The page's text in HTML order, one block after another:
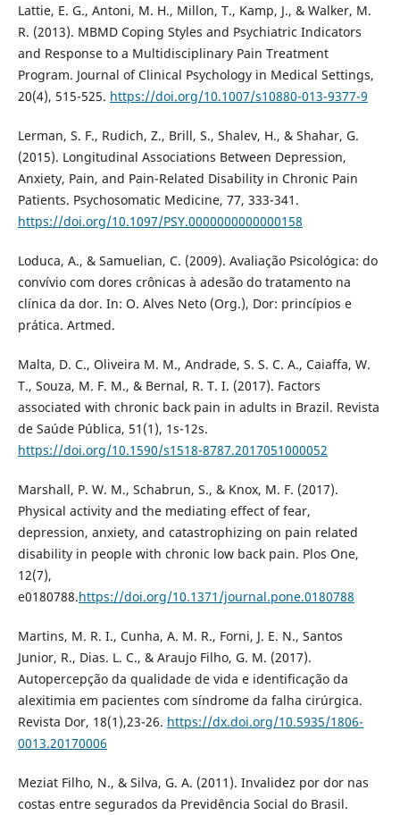
Lattie, E. G., Antoni, M. H., Millon, T., Kamp, J., & Walker, M.
R. (2013). MBMD Coping Styles and Psychiatric Indicators
and Response to a Multidisciplinary Pain Treatment
Program. Journal of Clinical Psychology in Medical Settings,
20(4), 515-525. https://doi.org/10.1007/s10880-013-9377-9
Lerman, S. F., Rudich, Z., Brill, S., Shalev, H., & Shahar, G.
(2015). Longitudinal Associations Between Depression,
Anxiety, Pain, and Pain-Related Disability in Chronic Pain
Patients. Psychosomatic Medicine, 77, 333-341.
https://doi.org/10.1097/PSY.0000000000000158
Loduca, A., & Samuelian, C. (2009). Avaliação Psicológica: do
convívio com dores crônicas à adesão do tratamento na
clínica da dor. In: O. Alves Neto (Org.), Dor: princípios e
prática. Artmed.
Malta, D. C., Oliveira M. M., Andrade, S. S. C. A., Caiaffa, W.
T., Souza, M. F. M., & Bernal, R. T. I. (2017). Factors
associated with chronic back pain in adults in Brazil. Revista
de Saúde Pública, 51(1), 1s-12s.
https://doi.org/10.1590/s1518-8787.2017051000052
Marshall, P. W. M., Schabrun, S., & Knox, M. F. (2017).
Physical activity and the mediating effect of fear,
depression, anxiety, and catastrophizing on pain related
disability in people with chronic low back pain. Plos One,
12(7),
e0180788.https://doi.org/10.1371/journal.pone.0180788
Martins, M. R. I., Cunha, A. M. R., Forni, J. E. N., Santos
Junior, R., Dias. L. C., & Araujo Filho, G. M. (2017).
Autopercepção da qualidade de vida e identificação da
alexitimia em pacientes com síndrome da falha cirúrgica.
Revista Dor, 18(1),23-26. https://dx.doi.org/10.5935/1806-
0013.20170006
Meziat Filho, N., & Silva, G. A. (2011). Invalidez por dor nas
costas entre segurados da Previdência Social do Brasil.